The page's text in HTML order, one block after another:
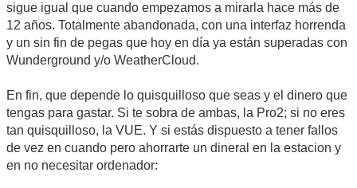
sigue igual que cuando empezamos a mirarla hace más de
12 años. Totalmente abandonada, con una interfaz horrenda
y un sin fin de pegas que hoy en día ya están superadas con
Wunderground y/o WeatherCloud.
En fin, que depende lo quisquilloso que seas y el dinero que
tengas para gastar. Si te sobra de ambas, la Pro2; si no eres
tan quisquilloso, la VUE. Y si estás dispuesto a tener fallos
de vez en cuando pero ahorrarte un dineral en la estacion y
en no necesitar ordenador: